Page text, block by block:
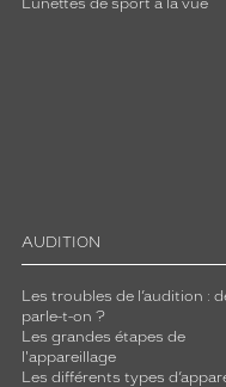
Lunettes de sport à la vue
AUDITION
Les troubles de l’audition :
parle-t-on ?
Les grandes étapes de
l'appareillage
Les différents types